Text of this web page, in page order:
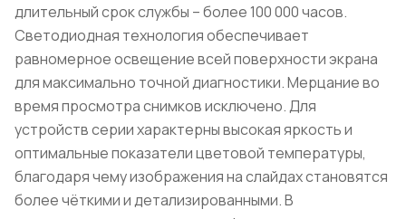
длительный срок службы – более 100 000 часов.
Светодиодная технология обеспечивает
равномерное освещение всей поверхности экрана
для максимально точной диагностики. Мерцание во
время просмотра снимков исключено. Для
устройств серии характерны высокая яркость и
оптимальные показатели цветовой температуры,
благодаря чему изображения на слайдах становятся
более чёткими и детализированными. В